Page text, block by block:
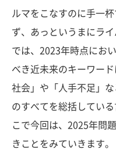
ルマをこなすのに手一
ず、あっというまにラ
では、2023年時点にお
べき近未来のキーワー
社会」や「人手不足」
のすべてを総括してい
こで今回は、2025年問
きことをみていきます。